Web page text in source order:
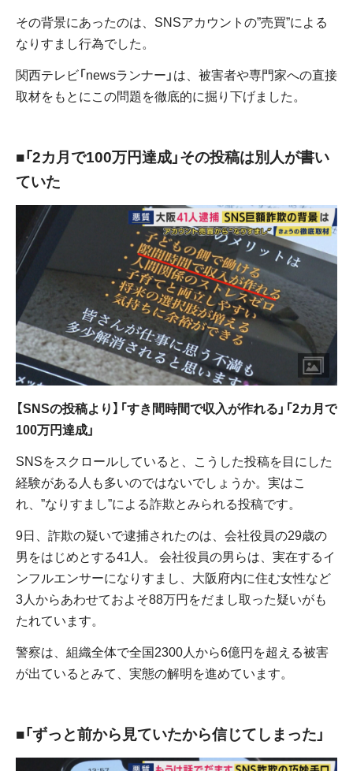
その背景にあったのは、SNSアカウントの”売買”による
なりすまし行為でした。
関西テレビ「newsランナー」は、被害者や専門家への直接
取材をもとにこの問題を徹底的に掘り下げました。
■「2カ月で100万円達成」その投稿は別人が書い
ていた
【SNSの投稿より】「すき間時間で収入が作れる」「2カ月で
100万円達成」
SNSをスクロールしていると、こうした投稿を目にした
経験がある人も多いのではないでしょうか。実はこ
れ、”なりすまし”による詐欺とみられる投稿です。
9日、詐欺の疑いで逮捕されたのは、会社役員の29歳の
男をはじめとする41人。 会社役員の男らは、実在するイ
ンフルエンサーになりすまし、大阪府内に住む女性など
3人からあわせておよそ88万円をだまし取った疑いがも
たれています。
警察は、組織全体で全国2300人から6億円を超える被害
が出ているとみて、実態の解明を進めています。
■「ずっと前から見ていたから信じてしまった」